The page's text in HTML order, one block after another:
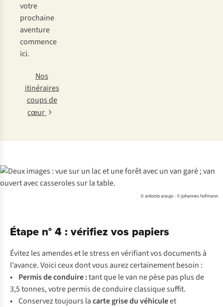
votre
prochaine
aventure
commence
ici.
Nos
itinéraires
coups de
cœur
© antonio araujo - © johannes hofmann
Étape n° 4 : vérifiez vos papiers
Évitez les amendes et le stress en vérifiant vos documents à
l’avance. Voici ceux dont vous aurez certainement besoin :
• Permis de conduire :tant que le van ne pèse pas plus de
3,5 tonnes, votre permis de conduire classique suffit.
• Conservez toujours lacarte grise du véhiculeet